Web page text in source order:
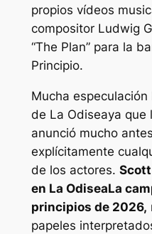
propios vídeos
compositor Ludwig
“The Plan” para la
Principio.
Mucha
de La Odiseaya que
anunció mucho
explícitamente
de los actores.
en La OdiseaLa
principios de 2026,
papeles